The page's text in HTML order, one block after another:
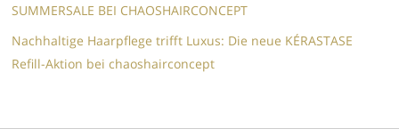
SUMMERSALE BEI CHAOSHAIRCONCEPT
Nachhaltige Haarpflege trifft Luxus: Die neue KÉRASTASE
Refill-Aktion bei chaoshairconcept